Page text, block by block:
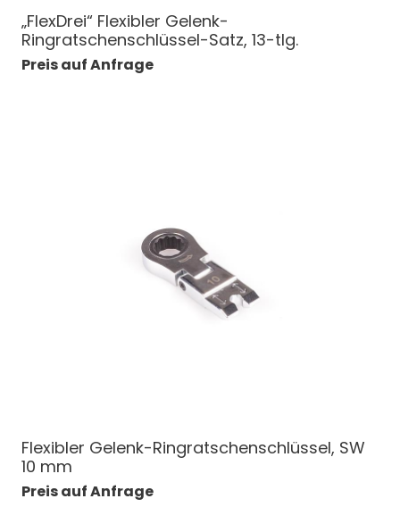
„FlexDrei“ Flexibler Gelenk-
Ringratschenschlüssel-Satz, 13-tlg.
Preis auf Anfrage
Flexibler Gelenk-Ringratschenschlüssel, SW
10 mm
Preis auf Anfrage